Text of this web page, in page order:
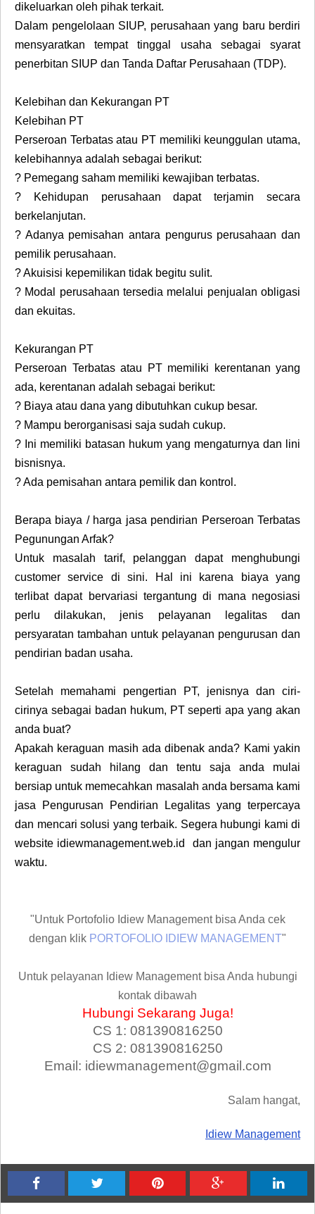
dikeluarkan oleh pihak terkait.
Dalam pengelolaan SIUP, perusahaan yang baru berdiri
mensyaratkan tempat tinggal usaha sebagai syarat
penerbitan SIUP dan Tanda Daftar Perusahaan (TDP).
Kelebihan dan Kekurangan PT
Kelebihan PT
Perseroan Terbatas atau PT memiliki keunggulan utama,
kelebihannya adalah sebagai berikut:
? Pemegang saham memiliki kewajiban terbatas.
?
Kehidupan perusahaan dapat terjamin secara
berkelanjutan.
? Adanya pemisahan antara pengurus perusahaan dan
pemilik perusahaan.
?Akuisisi kepemilikan tidak begitu sulit.
? Modal perusahaan tersedia melalui penjualan obligasi
dan ekuitas.
Kekurangan PT
Perseroan Terbatas atau PT memiliki kerentanan yang
ada, kerentanan adalah sebagai berikut:
? Biaya atau dana yang dibutuhkan cukup besar.
? Mampu berorganisasi saja sudah cukup.
? Ini memiliki batasan hukum yang mengaturnya dan lini
bisnisnya.
?Ada pemisahan antara pemilik dan kontrol.
Berapa biaya / harga jasa pendirian Perseroan Terbatas
Pegunungan Arfak?
Untuk masalah tarif, pelanggan dapat menghubungi
customer service di sini. Hal ini karena biaya yang
terlibat dapat bervariasi tergantung di mana negosiasi
perlu dilakukan, jenis pelayanan legalitas dan
persyaratan tambahan untuk pelayanan pengurusan dan
pendirian badan usaha.
Setelah memahami pengertian PT, jenisnya dan ciri-
cirinya sebagai badan hukum, PT seperti apa yang akan
anda buat?
Apakah keraguan masih ada dibenak anda? Kami yakin
keraguan sudah hilang dan tentu saja anda mulai
bersiap untuk memecahkan masalah anda bersama kami
jasa Pengurusan Pendirian Legalitas yang terpercaya
dan mencari solusi yang terbaik. Segera hubungi kami di
website idiewmanagement.web.id dan jangan mengulur
waktu.
"Untuk Portofolio Idiew Management bisa Anda cek
dengan klik PORTOFOLIO IDIEW MANAGEMENT"
Untuk pelayanan Idiew Management bisa Anda hubungi
kontak dibawah
Hubungi Sekarang Juga!
CS 1: 081390816250
CS 2: 081390816250
Email: idiewmanagement@gmail.com
Salam hangat,
Idiew Management